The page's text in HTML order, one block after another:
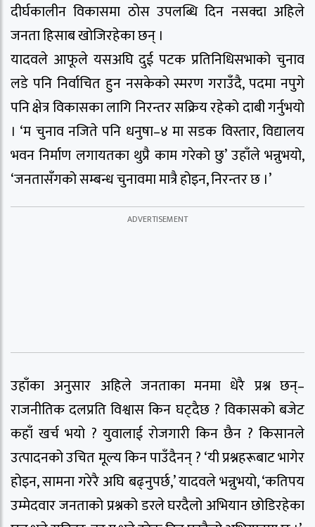
दीर्घकालीन विकासमा ठोस उपलब्धि दिन नसक्दा अहिले
जनता हिसाब खोजिरहेका छन् ।
यादवले आफूले यसअघि दुई पटक प्रतिनिधिसभाको चुनाव
लडे पनि निर्वाचित हुन नसकेको स्मरण गराउँदै, पदमा नपुगे
पनि क्षेत्र विकासका लागि निरन्तर सक्रिय रहेको दाबी गर्नुभयो
। ‘म चुनाव नजिते पनि धनुषा–४ मा सडक विस्तार, विद्यालय
भवन निर्माण लगायतका थुप्रै काम गरेको छु’ उहाँले भन्नुभयो,
‘जनतासँगको सम्बन्ध चुनावमा मात्रै होइन, निरन्तर छ ।’
उहाँका अनुसार अहिले जनताका मनमा धेरै प्रश्न छन्–
राजनीतिक दलप्रति विश्वास किन घट्दैछ ? विकासको बजेट
कहाँ खर्च भयो ? युवालाई रोजगारी किन छैन ? किसानले
उत्पादनको उचित मूल्य किन पाउँदैनन् ? ‘यी प्रश्नहरूबाट भागेर
होइन, सामना गरेरै अघि बढ्नुपर्छ,’ यादवले भन्नुभयो, ‘कतिपय
उम्मेदवार जनताको प्रश्नको डरले घरदैलो अभियान छोडिरहेका